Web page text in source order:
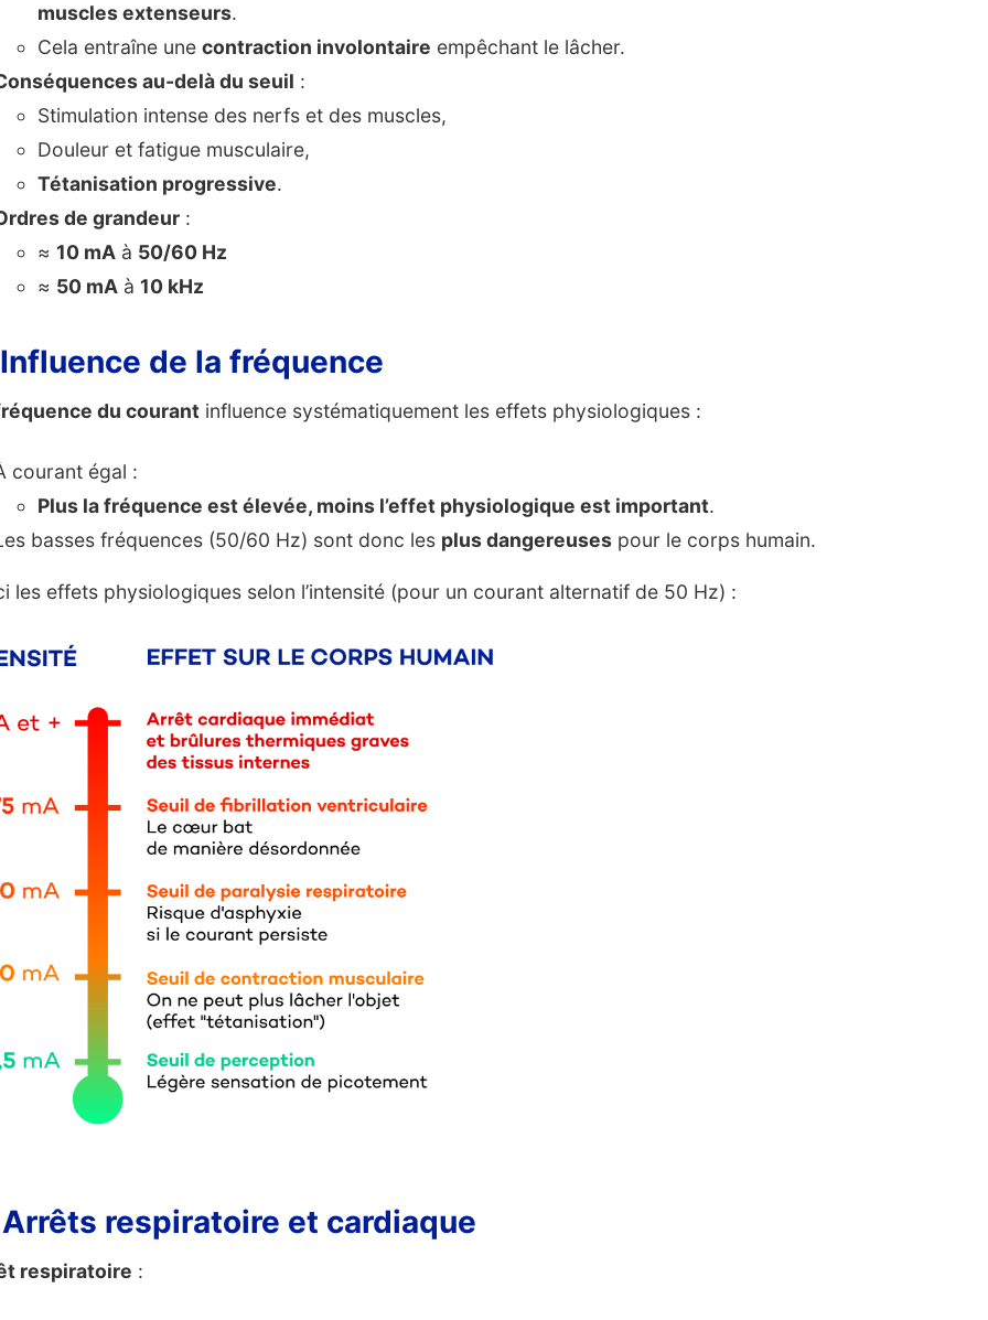
muscles extenseurs.
Cela entraîne une contraction involontaire empêchant le lâcher.
au-delà du seuil :
Stimulation intense des nerfs et des muscles,
Douleur et fatigue musculaire,
Tétanisation progressive.
de grandeur :
≈ 10 mA à 50/60 Hz
≈ 50 mA à 10 kHz
de la fréquence
du courant influence systématiquement les effets physiologiques :
courant égal :
Plus la fréquence est élevée, moins l’effet physiologique est important.
basses fréquences (50/60 Hz) sont donc les plus dangereuses pour le corps humain.
les effets physiologiques selon l’intensité (pour un courant alternatif de 50 Hz) :
respiratoire et cardiaque
respiratoire :